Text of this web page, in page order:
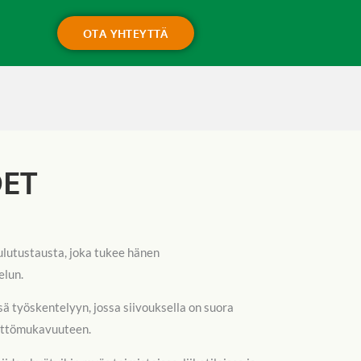
OTA YHTEYTTÄ
joka tukee hänen
työskentelyyn, jossa siivouksella on suora